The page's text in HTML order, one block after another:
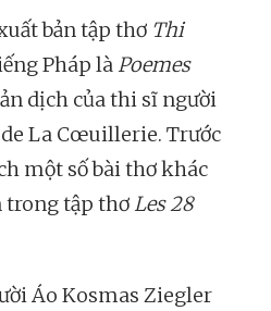
bản tập thơ Thi
Pháp làPoemes
dịch của thi sĩ người
La Cœuillerie. Trước
một số bài thơ khác
trong tập thơLes 28
Áo Kosmas Ziegler